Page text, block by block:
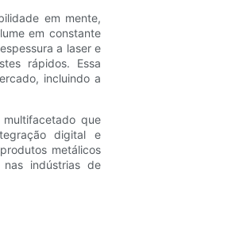
em mente,
em constante
a laser e
rápidos. Essa
incluindo a
que
digital e
metálicos
indústrias de